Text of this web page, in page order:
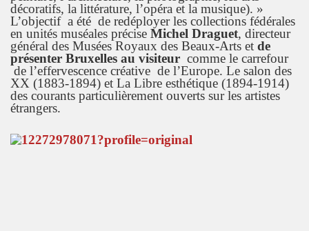
décoratifs, la littérature, l’opéra et la musique). »
L’objectif a été de redéployer les collections fédérales
en unités muséales précise Michel Draguet, directeur
général des Musées Royaux des Beaux-Arts et de
présenter Bruxelles au visiteur comme le carrefour
de l’effervescence créative de l’Europe. Le salon des
XX (1883-1894) et La Libre esthétique (1894-1914)
des courants particulièrement ouverts sur les artistes
étrangers.